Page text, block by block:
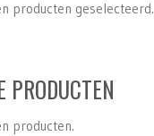
producten geselecteerd.
PRODUCTEN
producten.